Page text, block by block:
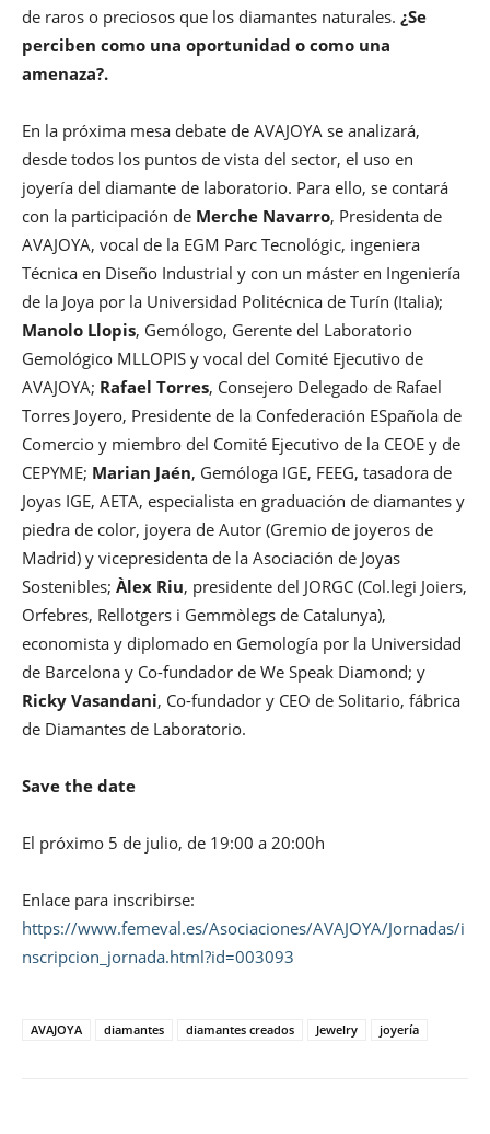
de raros o preciosos que los diamantes naturales. ¿Se
perciben como una oportunidad o como una
amenaza?.
En la próxima mesa debate de AVAJOYA se analizará,
desde todos los puntos de vista del sector, el uso en
joyería del diamante de laboratorio. Para ello, se contará
con la participación de Merche Navarro, Presidenta de
AVAJOYA, vocal de la EGM Parc Tecnológic, ingeniera
Técnica en Diseño Industrial y con un máster en Ingeniería
de la Joya por la Universidad Politécnica de Turín (Italia);
Manolo Llopis, Gemólogo, Gerente del Laboratorio
Gemológico MLLOPIS y vocal del Comité Ejecutivo de
AVAJOYA; Rafael Torres, Consejero Delegado de Rafael
Torres Joyero, Presidente de la Confederación ESpañola de
Comercio y miembro del Comité Ejecutivo de la CEOE y de
CEPYME; Marian Jaén, Gemóloga IGE, FEEG, tasadora de
Joyas IGE, AETA, especialista en graduación de diamantes y
piedra de color, joyera de Autor (Gremio de joyeros de
Madrid) y vicepresidenta de la Asociación de Joyas
Sostenibles; Àlex Riu, presidente del JORGC (Col.legi Joiers,
Orfebres, Rellotgers i Gemmòlegs de Catalunya),
economista y diplomado en Gemología por la Universidad
de Barcelona y Co-fundador de We Speak Diamond; y
Ricky Vasandani, Co-fundador y CEO de Solitario, fábrica
de Diamantes de Laboratorio.
Save the date
El próximo 5 de julio, de 19:00 a 20:00h
Enlace para inscribirse:
https://www.femeval.es/Asociaciones/AVAJOYA/Jornadas/i
nscripcion_jornada.html?id=003093
AVAJOYA diamantes diamantes creados Jewelry joyería